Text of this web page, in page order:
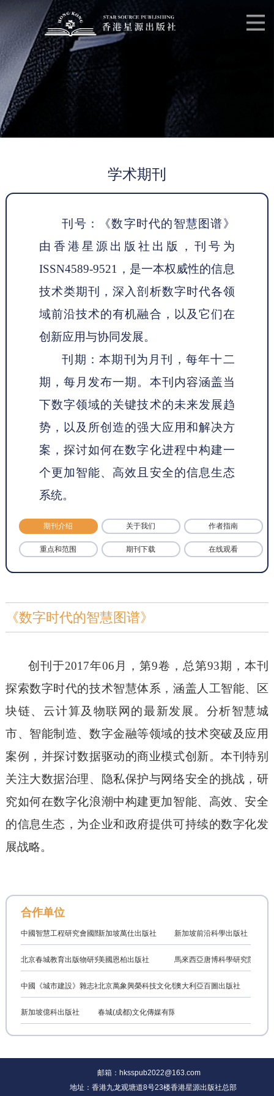
学术期刊
刊号：《数字时代的智慧图谱》
由香港星源出版社出版，刊号为
ISSN4589-9521，是一本权威性的信息
技术类期刊，深入剖析数字时代各领
域前沿技术的有机融合，以及它们在
创新应用与协同发展。
刊期：本期刊为月刊，每年十二
期，每月发布一期。本刊内容涵盖当
下数字领域的关键技术的未来发展趋
势，以及所创造的强大应用和解决方
案，探讨如何在数字化进程中构建一
个更加智能、高效且安全的信息生态
系统。
期刊介绍 关于我们 作者指南
重点和范围 期刊下载 在线观看
《数字时代的智慧图谱》
创刊于2017年06月，第9卷，总第93期，本刊
探索数字时代的技术智慧体系，涵盖人工智能、区
块链、云计算及物联网的最新发展。分析智慧城
市、智能制造、数字金融等领域的技术突破及应用
案例，并探讨数据驱动的商业模式创新。本刊特别
关注大数据治理、隐私保护与网络安全的挑战，研
究如何在数字化浪潮中构建更加智能、高效、安全
的信息生态，为企业和政府提供可持续的数字化发
展战略。
合作单位
中國智慧工程研究會國際學術交流專業委員會
新加坡萬仕出版社 新加坡前沿科學出版社
北京春城教育出版物研究中心美國恩柏出版社 馬來西亞唐博科學研究院
中國《城市建設》雜志社北京萬象興榮科技文化發展有限公司
澳大利亞百圖出版社
新加坡億科出版社 春城(成都)文化傳媒有限公司
邮箱：hksspub2022@163.com
地址：香港九龙观塘道8号23楼香港星源出版社总部